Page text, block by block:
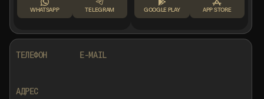
WHATSAPP TELEGRAM GOOGLE PLAY APP STORE
ТЕЛЕФОН E-MAIL
АДРЕС